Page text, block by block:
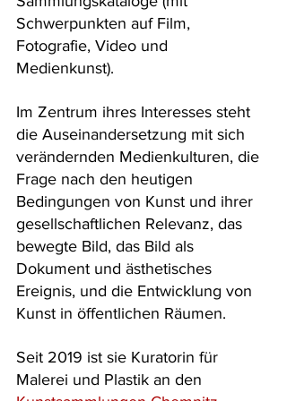
Schwerpunkten auf Film,
Fotografie, Video und
Medienkunst).
Im Zentrum ihres Interesses steht
die Auseinandersetzung mit sich
verändernden Medienkulturen, die
Frage nach den heutigen
Bedingungen von Kunst und ihrer
gesellschaftlichen Relevanz, das
bewegte Bild, das Bild als
Dokument und ästhetisches
Ereignis, und die Entwicklung von
Kunst in öffentlichen Räumen.
Seit 2019 ist sie Kuratorin für
Malerei und Plastik an den